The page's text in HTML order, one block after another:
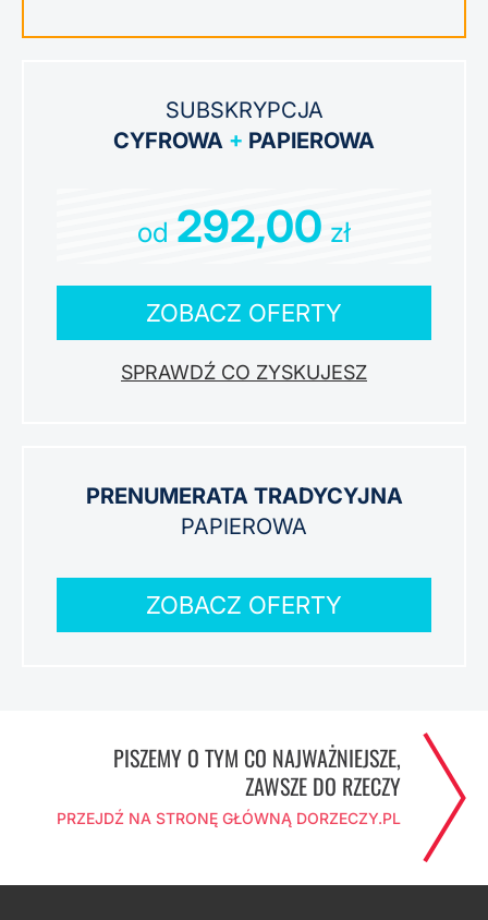
SUBSKRYPCJA
CYFROWA + PAPIEROWA
od 292,00 zł
ZOBACZ OFERTY
ZYSKUJESZ
PRENUMERATA TRADYCYJNA
PAPIEROWA
ZOBACZ OFERTY
PISZEMY O TYM CO NAJWAŻNIEJSZE,
ZAWSZE DO RZECZY
PRZEJDŹ NA STRONĘ GŁÓWNĄ DORZECZY.PL